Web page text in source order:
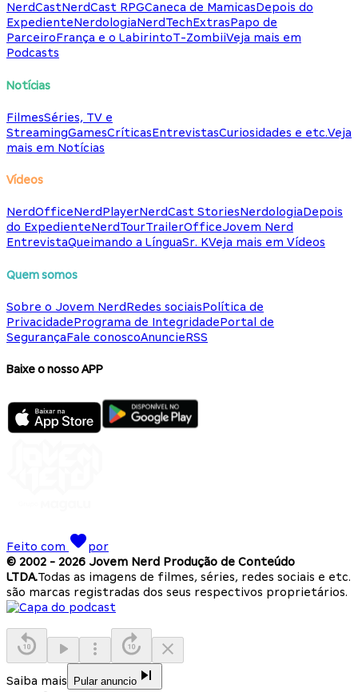
NerdCastNerdCast RPGCaneca de MamicasDepois do
ExpedienteNerdologiaNerdTechExtrasPapo de
ParceiroFrança e o LabirintoT-ZombiiVeja mais em
Podcasts
Notícias
FilmesSéries, TV e
StreamingGamesCríticasEntrevistasCuriosidades e etc.Veja
mais em Notícias
Vídeos
NerdOfficeNerdPlayerNerdCast StoriesNerdologiaDepois
do ExpedienteNerdTourTrailerOfficeJovem Nerd
EntrevistaQueimando a LínguaSr. KVeja mais em Vídeos
Quem somos
Sobre o Jovem NerdRedes sociaisPolítica de
PrivacidadePrograma de IntegridadePortal de
SegurançaFale conoscoAnuncieRSS
Baixe o nosso APP
Feito com
por
© 2002 - 2026 Jovem Nerd Produção de Conteúdo
LTDA.Todas as imagens de filmes, séries, redes sociais e etc.
são marcas registradas dos seus respectivos proprietários.
Saiba mais Pular anuncio